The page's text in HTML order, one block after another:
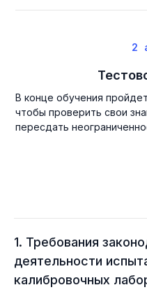
2
В конце обучения
чтобы проверить свои
пересдать
1. Требования
деятельности
калибровочных